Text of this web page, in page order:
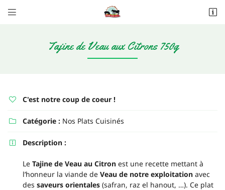
 
06 20 62 89 80
Recopier le code ci-contre
Tajine de Veau aux Citrons 750g
 C'est notre coup de coeur !
 Catégorie : Nos Plats Cuisinés
 Description :
Le Tajine de Veau au Citron est une recette mettant à
l’honneur la viande de Veau de notre exploitation avec
des saveurs orientales (safran, raz el hanout, …). Ce plat